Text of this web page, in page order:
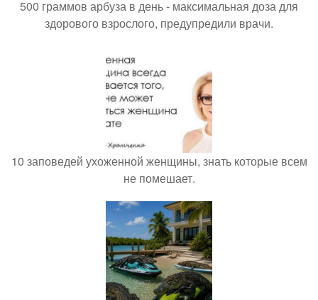
500 граммов арбуза в день - максимальная доза для
здорового взрослого, предупредили врачи.
10 заповедей ухоженной женщины, знать которые всем
не помешает.